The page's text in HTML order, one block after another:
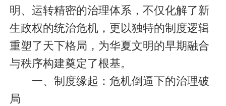
明、运转精密的治理体系，不仅化解了新
生政权的统治危机，更以独特的制度逻辑
重塑了天下格局，为华夏文明的早期融合
与秩序构建奠定了根基。
一、制度缘起：危机倒逼下的治理破
局